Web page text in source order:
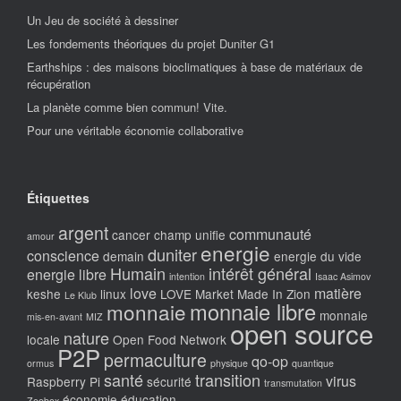
Un Jeu de société à dessiner
Les fondements théoriques du projet Duniter G1
Earthships : des maisons bioclimatiques à base de matériaux de
récupération
La planète comme bien commun! Vite.
Pour une véritable économie collaborative
Étiquettes
amour argent cancer champ unifie communauté
conscience demain duniterenergie energie du vide
energie libre Humain intention intérêt général Isaac Asimov
keshe Le Klub linux love LOVE Market Made In Zion matière
mis-en-avant MIZ monnaiemonnaie libre monnaie
locale nature Open Food Network open source
ormus P2P permaculture physique qo-op quantique
Raspberry Pi santé sécurité transition transmutation virus